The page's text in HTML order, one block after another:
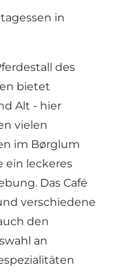
in
des
bietet
Alt - hier
vielen
im Børglum
ein leckeres
Das Café
verschiedene
den
an